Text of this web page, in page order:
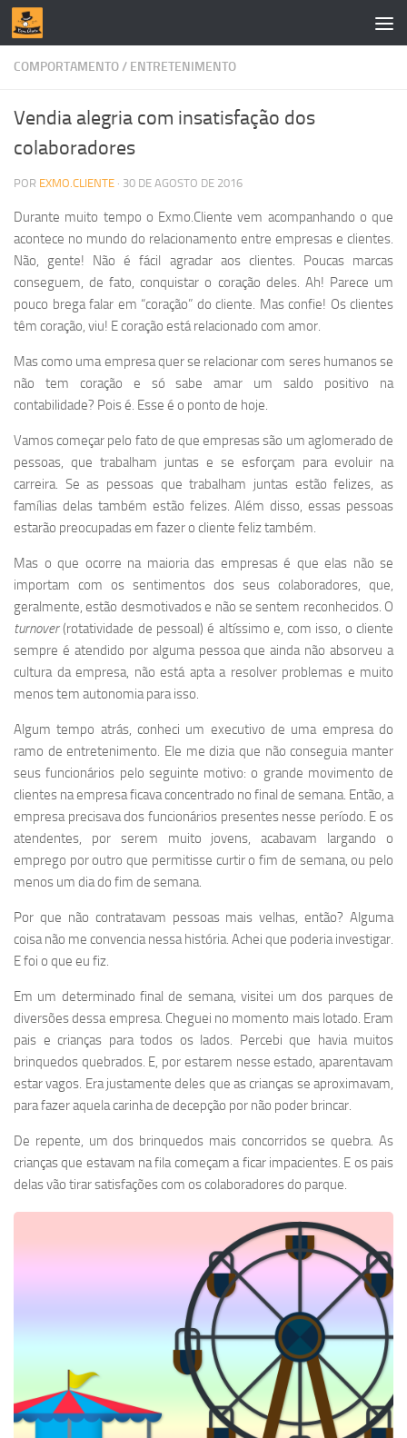
Skip to content
COMPORTAMENTO/ ENTRETENIMENTO
Vendia alegria com insatisfação dos
colaboradores
POR EXMO.CLIENTE · 30 DE AGOSTO DE 2016
Durante muito tempo o Exmo.Cliente vem acompanhando o que
acontece no mundo do relacionamento entre empresas e clientes.
Não, gente! Não é fácil agradar aos clientes. Poucas marcas
conseguem, de fato, conquistar o coração deles. Ah! Parece um
pouco brega falar em “coração” do cliente. Mas confie! Os clientes
têm coração, viu! E coração está relacionado com amor.
Mas como uma empresa quer se relacionar com seres humanos se
não tem coração e só sabe amar um saldo positivo na
contabilidade? Pois é. Esse é o ponto de hoje.
Vamos começar pelo fato de que empresas são um aglomerado de
pessoas, que trabalham juntas e se esforçam para evoluir na
carreira. Se as pessoas que trabalham juntas estão felizes, as
famílias delas também estão felizes. Além disso, essas pessoas
estarão preocupadas em fazer o cliente feliz também.
Mas o que ocorre na maioria das empresas é que elas não se
importam com os sentimentos dos seus colaboradores, que,
geralmente, estão desmotivados e não se sentem reconhecidos. O
turnover(rotatividade de pessoal) é altíssimo e, com isso, o cliente
sempre é atendido por alguma pessoa que ainda não absorveu a
cultura da empresa, não está apta a resolver problemas e muito
menos tem autonomia para isso.
Algum tempo atrás, conheci um executivo de uma empresa do
ramo de entretenimento. Ele me dizia que não conseguia manter
seus funcionários pelo seguinte motivo: o grande movimento de
clientes na empresa ficava concentrado no final de semana. Então, a
empresa precisava dos funcionários presentes nesse período. E os
atendentes, por serem muito jovens, acabavam largando o
emprego por outro que permitisse curtir o fim de semana, ou pelo
menos um dia do fim de semana.
Por que não contratavam pessoas mais velhas, então? Alguma
coisa não me convencia nessa história. Achei que poderia investigar.
E foi o que eu fiz.
Em um determinado final de semana, visitei um dos parques de
diversões dessa empresa. Cheguei no momento mais lotado. Eram
pais e crianças para todos os lados. Percebi que havia muitos
brinquedos quebrados. E, por estarem nesse estado, aparentavam
estar vagos. Era justamente deles que as crianças se aproximavam,
para fazer aquela carinha de decepção por não poder brincar.
De repente, um dos brinquedos mais concorridos se quebra. As
crianças que estavam na fila começam a ficar impacientes. E os pais
delas vão tirar satisfações com os colaboradores do parque.